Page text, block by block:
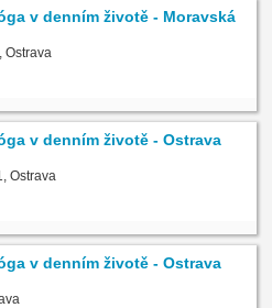
v denním životě - Moravská
Ostrava
v denním životě - Ostrava
Ostrava
v denním životě - Ostrava